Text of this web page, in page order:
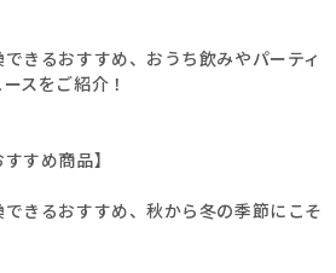
きるおすすめ、おうち飲みやパーティ
スをご紹介！
すめ商品】
きるおすすめ、秋から冬の季節にこそ